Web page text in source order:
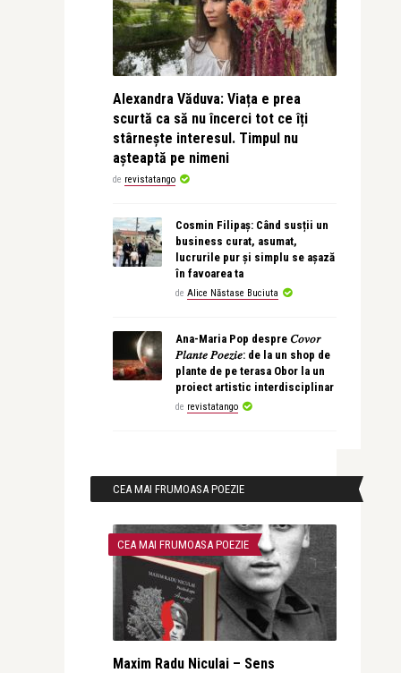
Alexandra Văduva: Viața e prea
scurtă ca să nu încerci tot ce îți
stârnește interesul. Timpul nu
așteaptă pe nimeni
de revistatango
Cosmin Filipaș: Când susții un
business curat, asumat,
lucrurile pur și simplu se așază
în favoarea ta
de Alice Năstase Buciuta
Ana-Maria Pop despre 𝐶𝑜𝑣𝑜𝑟
𝑃𝑙𝑎𝑛𝑡𝑒 𝑃𝑜𝑒𝑧𝑖𝑒: de la un shop de
plante de pe terasa Obor la un
proiect artistic interdisciplinar
de revistatango
CEA MAI FRUMOASA POEZIE
CEA MAI FRUMOASA POEZIE
Maxim Radu Niculai – Sens